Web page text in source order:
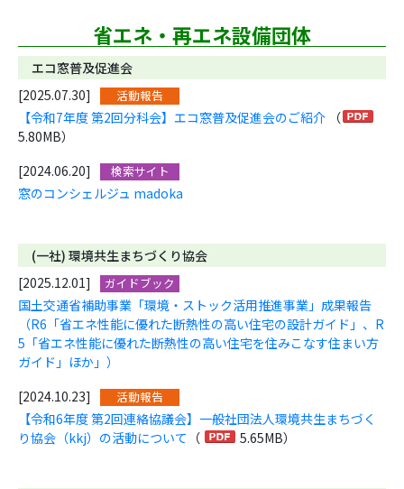
省エネ・再エネ設備団体
エコ窓普及促進会
[2025.07.30]
活動報告
【令和7年度 第2回分科会】エコ窓普及促進会のご紹介 （
5.80MB）
[2024.06.20]
検索サイト
窓のコンシェルジュ madoka
(一社) 環境共生まちづくり協会
[2025.12.01]
ガイドブック
国土交通省補助事業「環境・ストック活用推進事業」成果報告
（R6「省エネ性能に優れた断熱性の高い住宅の設計ガイド」、R
5「省エネ性能に優れた断熱性の高い住宅を住みこなす住まい方
ガイド」ほか」）
[2024.10.23]
活動報告
【令和6年度 第2回連絡協議会】一般社団法人環境共生まちづく
り協会（kkj）の活動について （ 5.65MB）